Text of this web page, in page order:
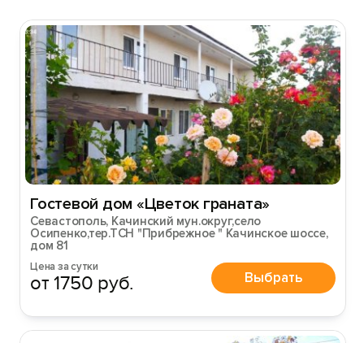
Гостевой дом «Цветок граната»
Севастополь, Качинский мун.округ,село
Осипенко,тер.ТСН "Прибрежное " Качинское шоссе,
дом 81
Цена за сутки
от 1750 руб. Выбрать